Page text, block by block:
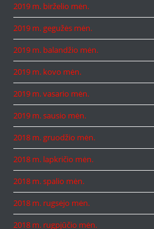
2019 m. birželio mėn.
2019 m. gegužės mėn.
2019 m. balandžio mėn.
2019 m. kovo mėn.
2019 m. vasario mėn.
2019 m. sausio mėn.
2018 m. gruodžio mėn.
2018 m. lapkričio mėn.
2018 m. spalio mėn.
2018 m. rugsėjo mėn.
2018 m. rugpjūčio mėn.